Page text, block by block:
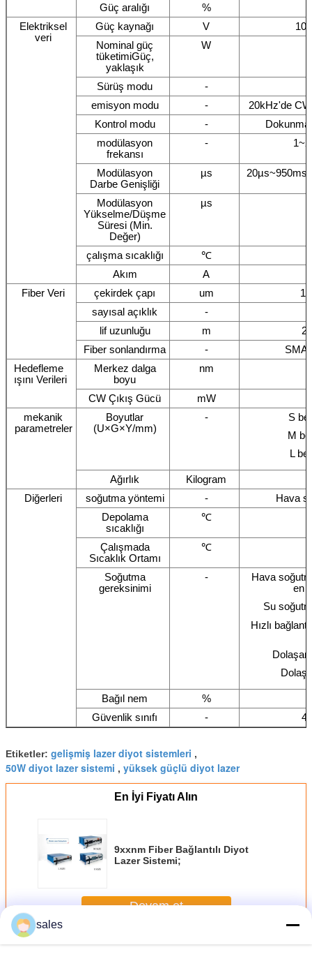
Güç aralığı
%
Elektriksel
veri
Güç kaynağı V
Nominal güç
tüketimiGüç,
yaklaşık
W
Sürüş modu
-
emisyon modu
-
20kHz'de
Kontrol modu
-
modülasyon
frekansı
-
Modülasyon
Darbe Genişliği
µs
Modülasyon
Yükselme/Düşme
Süresi (Min.
Değer)
µs
çalışma sıcaklığı
℃
Akım
A
Fiber Veri
çekirdek çapı um
sayısal açıklık
-
lif uzunluğu
m 2
Fiber sonlandırma
-
Hedefleme
ışını Verileri
Merkez dalga
boyu
nm
CW Çıkış Gücü
mW
mekanik
parametreler
Boyutlar
(U×G×Y/mm)
-
S
M
L
Ağırlık
Kilogram
Diğerleri
soğutma yöntemi -
Hava
Depolama
sıcaklığı
℃
Çalışmada
Sıcaklık Ortamı
℃
Soğutma
gereksinimi
-
Hava
en
Su
Hızlı
Dolaşan
Bağıl nem
%
Güvenlik sınıfı
-
Etiketler: gelişmiş lazer diyot sistemleri ,
50W diyot lazer sistemi , yüksek güçlü diyot lazer
En İyi Fiyatı Alın
9xxnm Fiber Bağlantılı Diyot
Lazer Sistemi;
Devam et
DahaDiyot Lazer Sistemi
sales